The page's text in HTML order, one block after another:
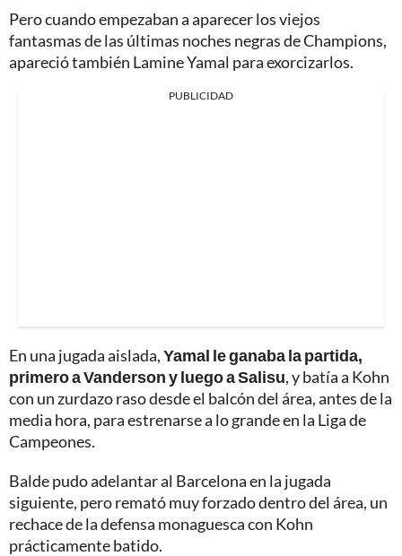
Pero cuando empezaban a aparecer los viejos
fantasmas de las últimas noches negras de Champions,
apareció también Lamine Yamal para exorcizarlos.
PUBLICIDAD
En una jugada aislada,Yamal le ganaba la partida,
primero a Vanderson y luego a Salisu, y batía a Kohn
con un zurdazo raso desde el balcón del área, antes de la
media hora, para estrenarse a lo grande en la Liga de
Campeones.
Balde pudo adelantar al Barcelona en la jugada
siguiente, pero remató muy forzado dentro del área, un
rechace de la defensa monaguesca con Kohn
prácticamente batido.